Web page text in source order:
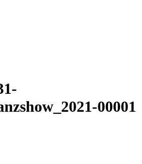
00001